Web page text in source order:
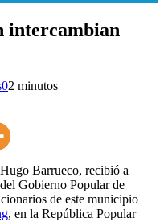
intercambian
02 minutos
Barrueco, recibió a
Gobierno Popular de
de este municipio
, en la República Popular